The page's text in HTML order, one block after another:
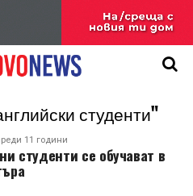
студенти"
11 години
студенти се обучават в